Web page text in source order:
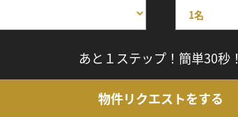
あと１ステップ！簡単30秒！
物件リクエストをする